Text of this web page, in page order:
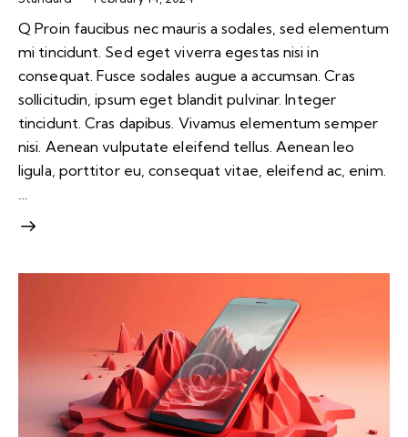
Q Proin faucibus nec mauris a sodales, sed elementum
mi tincidunt. Sed eget viverra egestas nisi in
consequat. Fusce sodales augue a accumsan. Cras
sollicitudin, ipsum eget blandit pulvinar. Integer
tincidunt. Cras dapibus. Vivamus elementum semper
nisi. Aenean vulputate eleifend tellus. Aenean leo
ligula, porttitor eu, consequat vitae, eleifend ac, enim.
…